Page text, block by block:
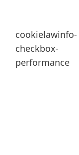
cookielawinfo-
checkbox-
performance